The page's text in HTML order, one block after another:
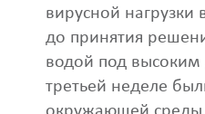
вирусной
до принятия
водой под
третьей неделе
окружающей среды